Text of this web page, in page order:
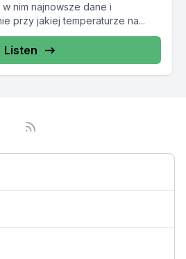
nim najnowsze dane i
przy jakiej temperaturze na...
Listen